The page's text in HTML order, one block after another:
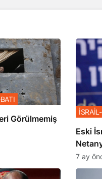
Görülmemiş
Eski
7 ay